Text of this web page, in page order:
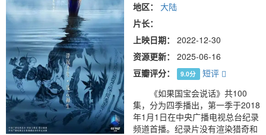
地区：
大陆
片长：
上映日期：
2022-12-30
资源更新：
2025-06-16
豆瓣评分：
9.0分 短评
《如果国宝会说话》共100
集，分为四季播出，第一季于2018
年1月1日在中央广播电视总台纪录
频道首播。纪录片没有渲染猎奇和